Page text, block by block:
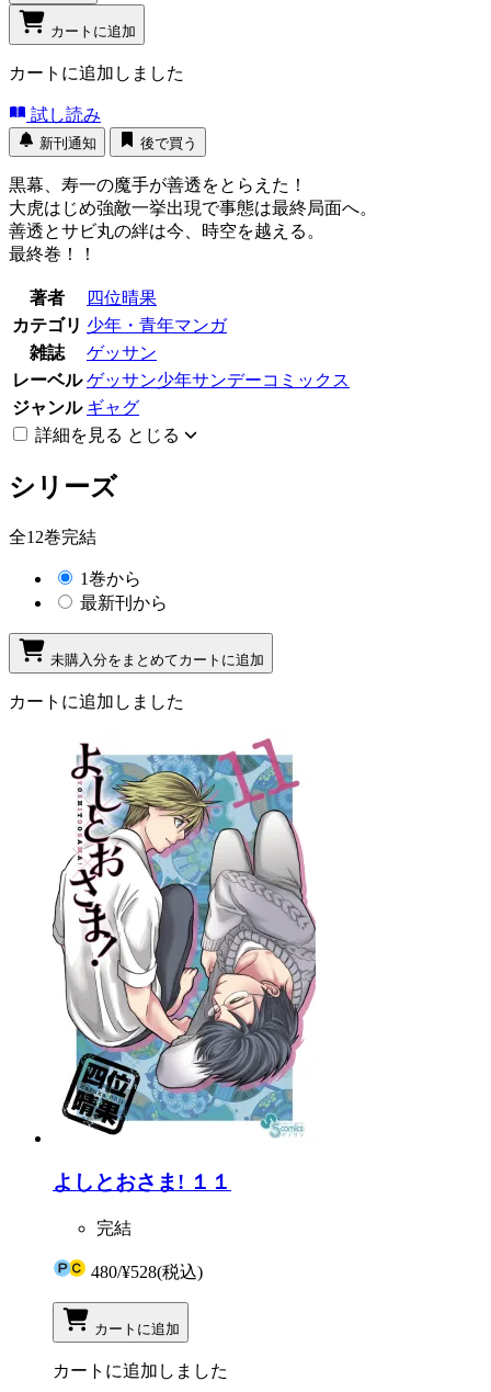
カートに追加
カートに追加しました
試し読み
新刊通知 後で買う
黒幕、寿一の魔手が善透をとらえた！
大虎はじめ強敵一挙出現で事態は最終局面へ。
善透とサビ丸の絆は今、時空を越える。
最終巻！！
著者
四位晴果
カテゴリ 少年・青年マンガ
雑誌
ゲッサン
レーベル ゲッサン少年サンデーコミックス
ジャンル ギャグ
詳細を見る とじる
シリーズ
全12巻完結
1巻から
最新刊から
未購入分をまとめてカートに追加
カートに追加しました
よしとおさま! １１
完結
480/¥528(税込)
カートに追加
カートに追加しました